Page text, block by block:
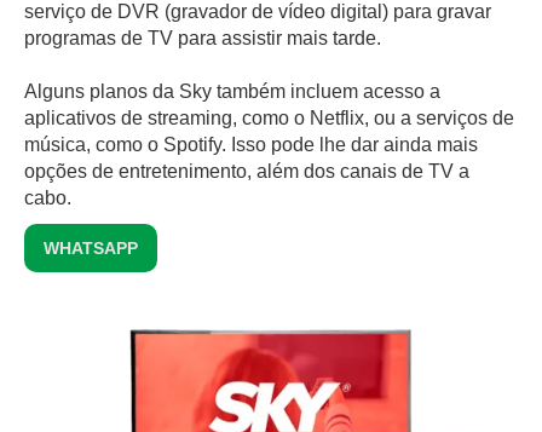
serviço de DVR (gravador de vídeo digital) para gravar
programas de TV para assistir mais tarde.
Alguns planos da Sky também incluem acesso a
aplicativos de streaming, como o Netflix, ou a serviços de
música, como o Spotify. Isso pode lhe dar ainda mais
opções de entretenimento, além dos canais de TV a
cabo.
WHATSAPP